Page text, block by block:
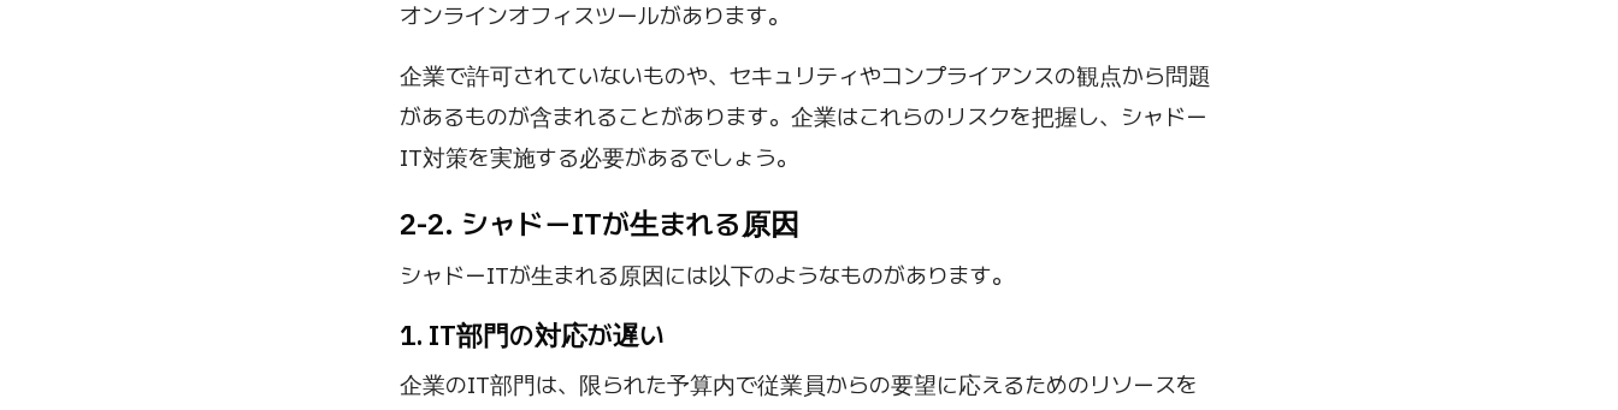
オンラインオフィスツールがあります。
企業で許可されていないものや、セキュリティやコンプライアンスの観点から問題
があるものが含まれることがあります。企業はこれらのリスクを把握し、シャドー
IT対策を実施する必要があるでしょう。
2-2. シャドーITが生まれる原因
シャドーITが生まれる原因には以下のようなものがあります。
1. IT部門の対応が遅い
企業のIT部門は、限られた予算内で従業員からの要望に応えるためのリソースを